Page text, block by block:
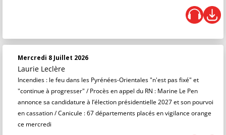
Mercredi 8 Juillet 2026
Laurie Leclère
Incendies : le feu dans les Pyrénées-Orientales "n'est pas fixé" et
"continue à progresser" / Procès en appel du RN : Marine Le Pen
annonce sa candidature à l’élection présidentielle 2027 et son pourvoi
en cassation / Canicule : 67 départements placés en vigilance orange
ce mercredi